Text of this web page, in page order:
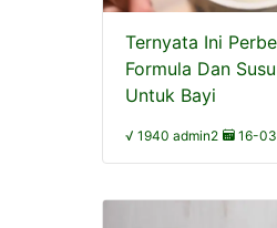
Ternyata Ini
Formula Dan
Untuk Bayi
√ 1940 admin2 16-